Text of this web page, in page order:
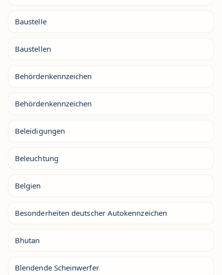
Baustelle
Baustellen
Behördenkennzeichen
Behördenkennzeichen
Beleidigungen
Beleuchtung
Belgien
Besonderheiten deutscher Autokennzeichen
Bhutan
Blendende Scheinwerfer